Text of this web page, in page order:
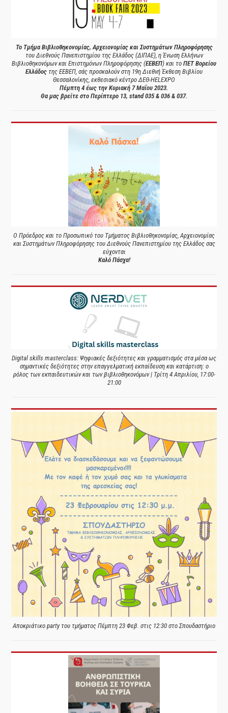
Το Τμήμα Βιβλιοθηκονομίας, Αρχειονομίας και Συστημάτων Πληροφόρησης
του Διεθνούς Πανεπιστημίου της Ελλάδος (ΔΙΠΑΕ), η Ένωση Ελλήνων
Βιβλιοθηκονόμων και Επιστημόνων Πληροφόρησης (ΕΕΒΕΠ) και το ΠΕΤ Βορείου
Ελλάδος της ΕΕΒΕΠ, σάς προσκαλούν στη 19η Διεθνή Έκθεση Βιβλίου
Θεσσαλονίκης, εκθεσιακό κέντρο ΔΕΘ-HELEXPO
Πέμπτη 4 έως την Κυριακή 7 Μαΐου 2023.
Θα μας βρείτε στο Περίπτερο 13, stand 035 & 036 & 037.
Ο Πρόεδρος και το Προσωπικό του Τμήματος Βιβλιοθηκονομίας, Αρχειονομίας
και Συστημάτων Πληροφόρησης του Διεθνούς Πανεπιστημίου της Ελλάδος σας
εύχονται
Καλό Πάσχα!
Digital skills masterclass: Ψηφιακές δεξιότητες και γραμματισμός στα μέσα ως
σημαντικές δεξιότητες στην επαγγελματική εκπαίδευση και κατάρτιση: ο
ρόλος των εκπαιδευτικών και των βιβλιοθηκονόμων | Τρίτη 4 Απριλίου, 17:00-
21:00
Αποκριάτικο party του τμήματος Πέμπτη 23 Φεβ. στις 12:30 στο Σπουδαστήριο